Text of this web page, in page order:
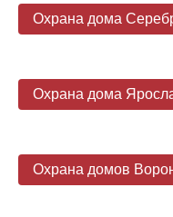
Охрана дома
Охрана дома
Охрана домов